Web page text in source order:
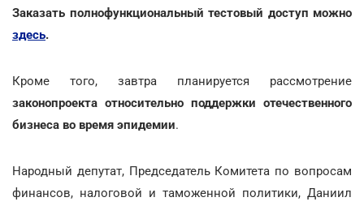
Заказать полнофункциональный тестовый доступ можно
здесь.
Кроме того, завтра планируется рассмотрение
законопроекта относительно поддержки отечественного
бизнеса во время эпидемии.
Народный депутат, Председатель Комитета по вопросам
финансов, налоговой и таможенной политики, Даниил